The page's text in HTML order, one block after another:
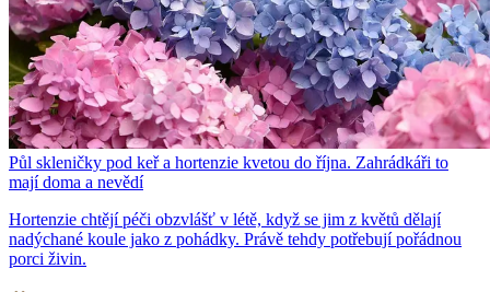
Půl skleničky pod keř a hortenzie kvetou do října. Zahrádkáři to
mají doma a nevědí
Hortenzie chtějí péči obzvlášť v létě, když se jim z květů dělají
nadýchané koule jako z pohádky. Právě tehdy potřebují pořádnou
porci živin.